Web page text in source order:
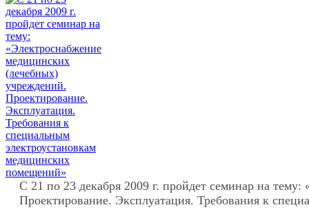
С 21 по 23 декабря 2009 г. пройдет семинар на
Проектирование. Эксплуатация. Требования к